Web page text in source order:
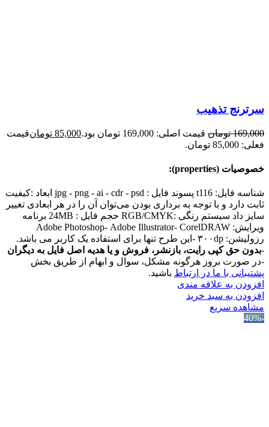
سرترنج تذهیب
169,000 تومان قیمت اصلی: 169,000 تومان بود. 85,000 تومانقیمت
فعلی: 85,000 تومان.
خصوصیات (properties):
شناسه فایل: t116 پسوند فایل : jpg - png - ai - cdr - psd ابعاد :کیفیت
ثابت دارد و با توجه به برداری بودن می‌توان آن را در هر ابعادی تغییر
سایز داد سیستم رنگی :RGB/CMYK حجم فایل : 24MB برنامه
ویرایش: Adobe Photoshop- Adobe Illustrator- CorelDRAW
رزولیشن: ۳۰۰dp -این طرح تنها برای استفاده یک کاربر می باشد.
-بدون حق کپی رایت، بازنشر، فروش و یا هدیه اصل فایل به دیگران
-در صورت بروز هرگونه مشکل، سوال و ابهام از طریق بخش
پشتیبانی با ما در ارتباط باشید.
افزودن به علاقه مندی
افزودن به سبد خرید
مشاهده سریع
-40%